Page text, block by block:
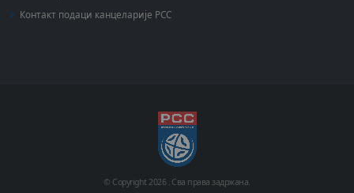
Контакт подаци канцеларије РСС
© Copyright2026 . Сва права задржана.